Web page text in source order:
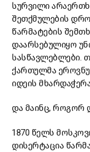
სურვილი
შეთქმულების
წარმატების
დაარსებულიყო
სასწავლებლები.
ქართულმა
იდეის
და მაინც, როგორ
1870 წელს
დისერტაცია